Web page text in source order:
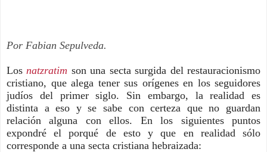
Por Fabian Sepulveda.
Los natzratim son una secta surgida del restauracionismo
cristiano, que alega tener sus orígenes en los seguidores
judíos del primer siglo. Sin embargo, la realidad es
distinta a eso y se sabe con certeza que no guardan
relación alguna con ellos. En los siguientes puntos
expondré el porqué de esto y que en realidad sólo
corresponde a una secta cristiana hebraizada: